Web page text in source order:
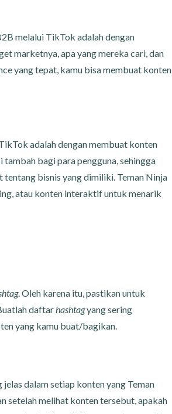
melalui TikTok adalah dengan
marketnya, apa yang mereka cari, dan
yang tepat, kamu bisa membuat konten
adalah dengan membuat konten
bagi para pengguna, sehingga
bisnis yang dimiliki. Teman Ninja
atau konten interaktif untuk menarik
. Oleh karena itu, pastikan untuk
daftarhashtagyang sering
yang kamu buat/bagikan.
dalam setiap konten yang Teman
setelah melihat konten tersebut, apakah